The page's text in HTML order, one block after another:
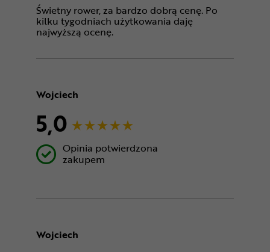
Świetny rower, za bardzo dobrą cenę. Po
kilku tygodniach użytkowania daję
najwyższą ocenę.
Wojciech
5,0
Opinia potwierdzona
zakupem
Wojciech